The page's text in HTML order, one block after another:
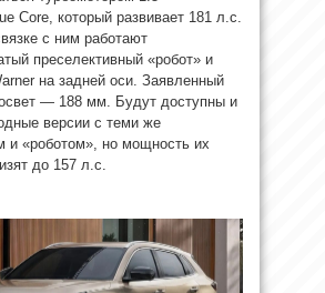
Core, который развивает 181 л.с.
с ним работают
преселективный «робот» и
на задней оси. Заявленный
— 188 мм. Будут доступны и
версии с теми же
и «роботом», но мощность их
до 157 л.с.